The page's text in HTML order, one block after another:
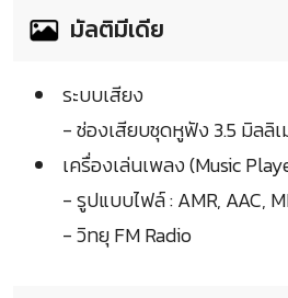
มัลติมีเดีย
ระบบเสียง
- ช่องเสียบชุดหูฟัง 3.5 มิลลิ
เครื่องเล่นเพลง (Music
- รูปแบบไฟล์ : AMR, AAC,
- วิทยุ FM Radio